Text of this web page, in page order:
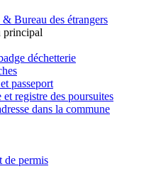
Bureau des étrangers
principal
déchetterie
passeport
registre des poursuites
dans la commune
de permis